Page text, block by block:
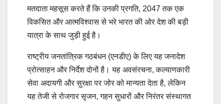
मतदाता महसूस करते हैं कि उनकी प्रगति, 2047 तक एक
विकसित और आत्मविश्वास से भरे भारत की ओर देश की बड़ी
यात्रा के साथ जुड़ी हुई है।
राष्ट्रीय जनतांत्रिक गठबंधन (एनडीए) के लिए यह जनादेश
प्रोत्साहन और निर्देश दोनों है। यह अवसंरचना, कल्याणकारी
सेवा अदायगी और सुरक्षा पर जोर को मान्यता देता है, लेकिन
यह तेजी से रोजगार सृजन, गहन सुधारों और निरंतर संस्थागत